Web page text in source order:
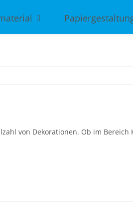
von Dekorationen. Ob im